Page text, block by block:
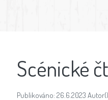
Scénické
Publikováno: 26.6.2023